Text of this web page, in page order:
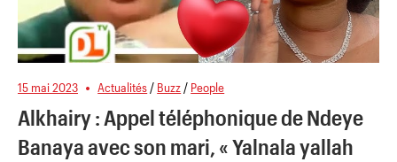
15 mai 2023 Actualités / Buzz / People
Alkhairy : Appel téléphonique de Ndeye
Banaya avec son mari, « Yalnala yallah